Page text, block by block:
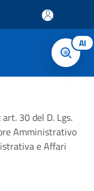
AI
30 del D. Lgs.
Amministrativo
e Affari